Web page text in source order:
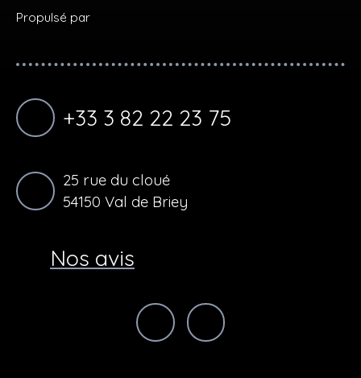
Propulsé par
+33 3 82 22 23 75
25 rue du cloué
54150 Val de Briey
Nos avis